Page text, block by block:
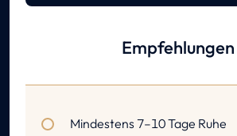
Empfehlungen
Mindestens 7–10 Tage Ruhe